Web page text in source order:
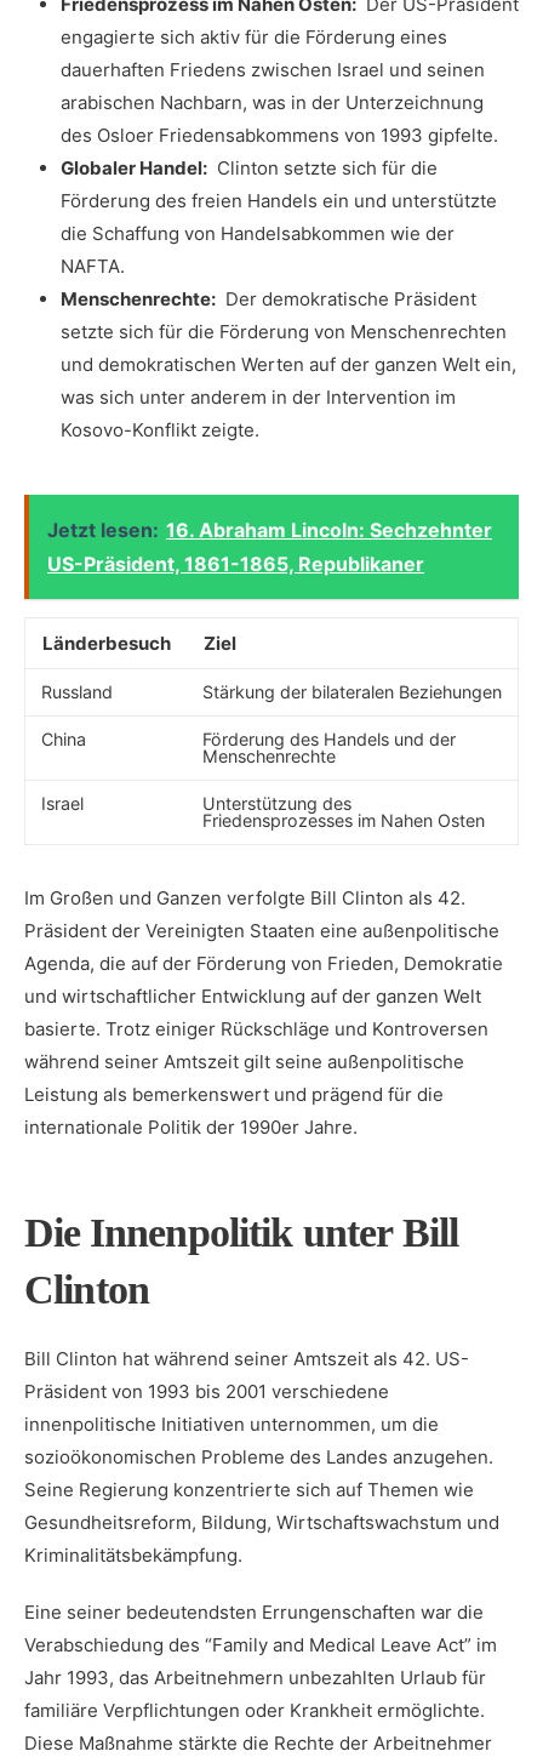
engagierte sich aktiv für⁢ die Förderung ⁤eines
dauerhaften Friedens⁢ zwischen Israel und seinen
arabischen Nachbarn, was in der Unterzeichnung⁢
des Osloer ‌Friedensabkommens von 1993 ⁢gipfelte.
Globaler Handel: ​ Clinton⁤ setzte‍ sich für ⁣die
Förderung des freien‌ Handels ein und​ unterstützte
die Schaffung von⁢ Handelsabkommen wie der
NAFTA.
Menschenrechte: ​ Der‌ demokratische Präsident
setzte⁣ sich für⁤ die Förderung von Menschenrechten
und‌ demokratischen Werten ‌auf der ⁤ganzen Welt ein,
was sich unter‍ anderem in der ⁤Intervention im
Kosovo-Konflikt zeigte.
Jetzt lesen: 16. Abraham Lincoln: Sechzehnter
US-Präsident, 1861-1865, Republikaner
Länderbesuch Ziel
Russland Stärkung der bilateralen Beziehungen
China
Förderung‌ des Handels und der
Menschenrechte
Israel
Unterstützung ‍des
Friedensprozesses im Nahen⁢ Osten
Im Großen‍ und Ganzen verfolgte⁤ Bill‌ Clinton‌ als 42.​
Präsident ‌der ⁤Vereinigten Staaten eine ‌außenpolitische
Agenda, ‍die auf⁤ der Förderung von Frieden, Demokratie
und⁢ wirtschaftlicher Entwicklung ⁣auf‍ der ganzen Welt
⁣basierte. Trotz einiger Rückschläge und Kontroversen
während ‌seiner Amtszeit gilt seine außenpolitische
Leistung als bemerkenswert und prägend​ für die
‌internationale‍ Politik ‍der 1990er ‌Jahre.
Die ⁣Innenpolitik unter Bill
Clinton
Bill ⁤Clinton hat während seiner Amtszeit als 42. US-
Präsident von 1993 bis 2001 ‌verschiedene
innenpolitische Initiativen unternommen, um die
sozioökonomischen Probleme‍ des Landes anzugehen.
⁤Seine Regierung konzentrierte sich⁢ auf Themen ​wie
Gesundheitsreform, Bildung, Wirtschaftswachstum und
Kriminalitätsbekämpfung.
Eine seiner ⁢bedeutendsten Errungenschaften war ‌die
Verabschiedung des⁤ “Family⁣ and Medical Leave⁤ Act” im
Jahr​ 1993,⁣ das‍ Arbeitnehmern unbezahlten ⁤Urlaub für
familiäre ‌Verpflichtungen oder Krankheit ermöglichte.
Diese Maßnahme‍ stärkte ‌die Rechte ‌der Arbeitnehmer